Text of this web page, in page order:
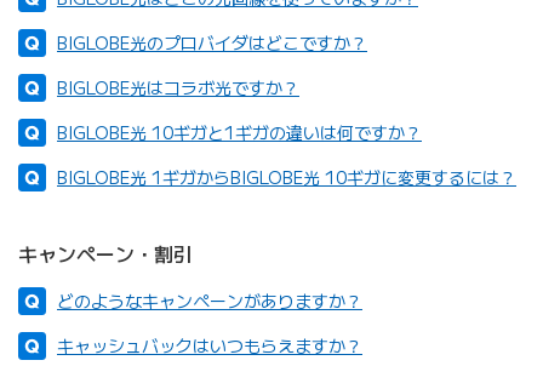
BIGLOBE光のプロバイダはどこですか？
BIGLOBE光はコラボ光ですか？
BIGLOBE光 10ギガと1ギガの違いは何ですか？
BIGLOBE光 1ギガからBIGLOBE光 10ギガに変更するには？
キャンペーン・割引
どのようなキャンペーンがありますか？
キャッシュバックはいつもらえますか？